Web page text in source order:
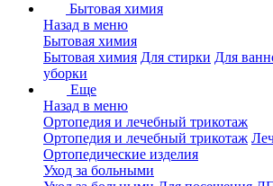
Бытовая химия
Назад в меню
Бытовая химия
Бытовая химия Для стирки Для
уборки
Еще
Назад в меню
Ортопедия и лечебный трикотаж
Ортопедия и лечебный трикотаж
Ортопедические изделия
Уход за больными